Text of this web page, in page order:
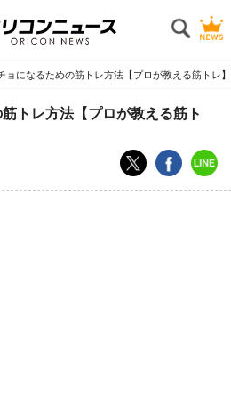
ョになるための筋トレ方法【プロが教える筋トレ】
トレ方法【プロが教える筋ト